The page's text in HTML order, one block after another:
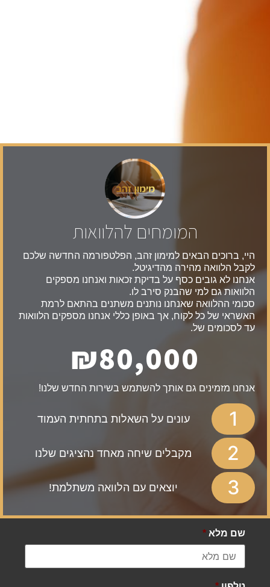
המומחים להלוואות
היי, ברוכים הבאים למימון זהב, הפלטפורמה החדשה שלכם
לקבל הלוואה מהירה מהדיגיטל.
אנחנו לא גובים כסף על בדיקת זכאות ואנחנו מספקים
הלוואות גם למי שהבנק סירב לו.
סכומי ההלוואה שאנחנו נותנים משתנים בהתאם לרמת
האשראי של כל לקוח, אך באופן כללי אנחנו מספקים הלוואות
עד לסכומים של.
₪80,000
אנחנו מזמינים גם אותך להשתמש בשירות החדש שלנו!
1 עונים על השאלות בתחתית העמוד
2 מקבלים שיחה מאחד נהציגים שלנו
3 יוצאים עם הלוואה משתלמת!
שם מלא *